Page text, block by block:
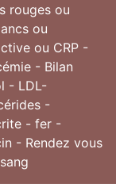
rouges ou
ou
ou CRP -
- Bilan
- LDL-
-
- fer -
- Rendez vous